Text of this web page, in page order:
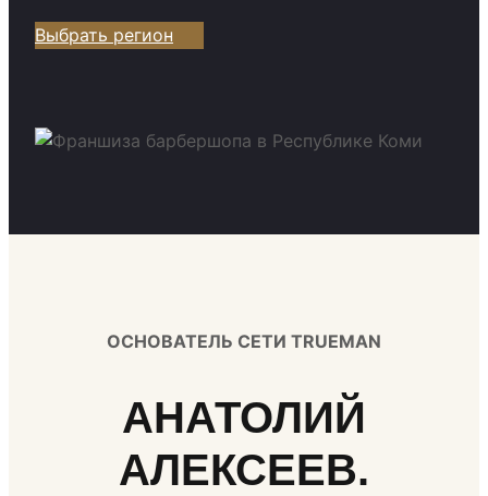
Выбрать регион
ОСНОВАТЕЛЬ СЕТИ TRUEMAN
АНАТОЛИЙ
АЛЕКСЕЕВ.